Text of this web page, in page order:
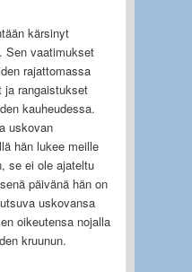
kärsinyt
Sen vaatimukset
rajattomassa
ja rangaistukset
kauheudessa.
uskovan
hän lukee meille
se ei ole ajateltu
päivänä hän on
uskovansa
oikeutensa nojalla
kruunun.